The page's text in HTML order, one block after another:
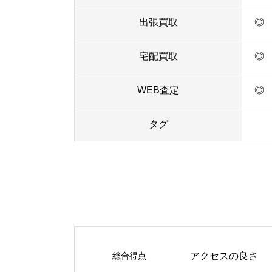
出張買取 ◎
宅配買取 ◎
WEB査定 ◎
タグ
総合得点 アクセスの良さ